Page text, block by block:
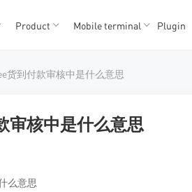
Product Mobile terminal Plugin
货到付款审核中是什么意思
审核中是什么意思
么意思